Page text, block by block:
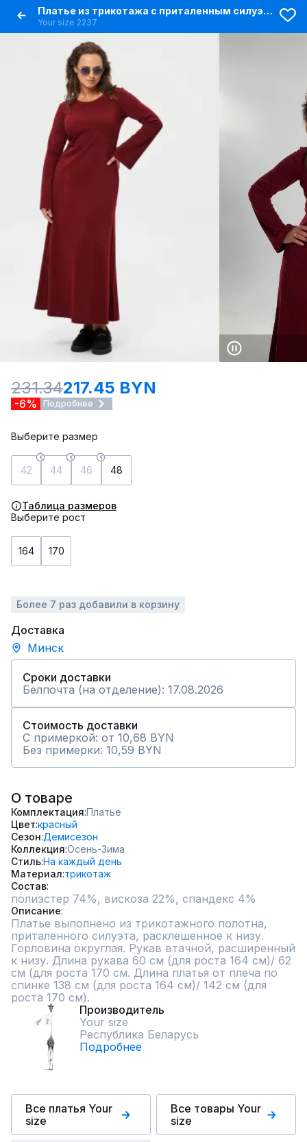
Платье из трикотажа с приталенным силуэтом и расклешением
Your size 2237
231.34217.45 BYN
-6% Подробнее
Выберите размер
42 44 46 48
Таблица размеров
Выберите рост
164 170
Более 7 раз добавили в корзину
Доставка
Минск
Сроки доставки
Белпочта (на отделение): 17.08.2026
Стоимость доставки
С примеркой: от 10,68 BYN
Без примерки: 10,59 BYN
О товаре
Комплектация Платье
Цвет красный
Сезон Демисезон
Коллекция Осень-Зима
СтильНа каждый день
Материал трикотаж
Состав
полиэстер 74%, вискоза 22%, спандекс 4%
Описание
Платье выполнено из трикотажного полотна,
приталенного силуэта, расклешенное к низу.
Горловина округлая. Рукав втачной, расширенный
к низу. Длина рукава 60 см (для роста 164 см)/ 62
см (для роста 170 см. Длина платья от плеча по
спинке 138 см (для роста 164 см)/ 142 см (для
роста 170 см).
Производитель
Your size
Республика Беларусь
Подробнее
Все платья Your
size
Все товары Your
size